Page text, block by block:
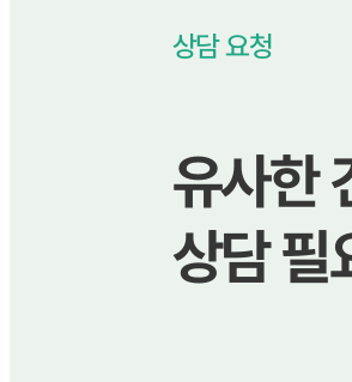
상담 요청
유사한
상담 필